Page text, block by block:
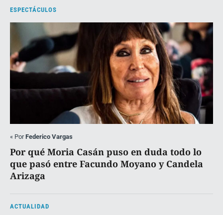
ESPECTÁCULOS
« PorFederico Vargas
Por qué Moria Casán puso en duda todo lo
que pasó entre Facundo Moyano y Candela
Arizaga
ACTUALIDAD